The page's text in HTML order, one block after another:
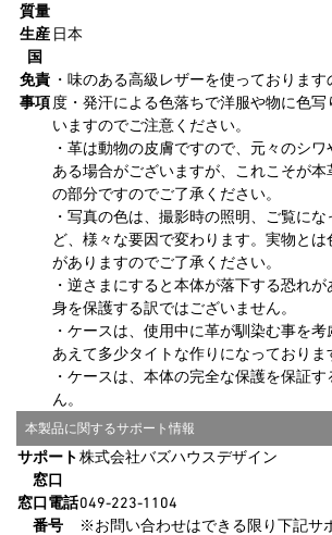
質量
生産
国
日本
免責
事項
・味のある高級レザーを使っておりま
度・発汗による色落ちで洋服や物に色
いますのでご注意ください。
・革は動物の皮膚ですので、元々のシ
ある場合がございますが、これこそが
の部分ですのでご了承ください。
・写真の色は、撮影時の照明、ご覧に
ど、様々な要因で変わります。実物と
がありますのでご了承ください。
・逆さまにすると本体が落下する恐れ
身を保護する訳ではございません。
・ケースは、使用中に革が馴染む事を
あえて多少タイトな作りになっておりま
・ケースは、本体の完全な保護を保証
ん。
本製品に関するサポート情報
サポート
窓口
株式会社バズハウスデザイン
窓口電話
番号
049-223-1104
※お問い合わせはできる限り下記サ